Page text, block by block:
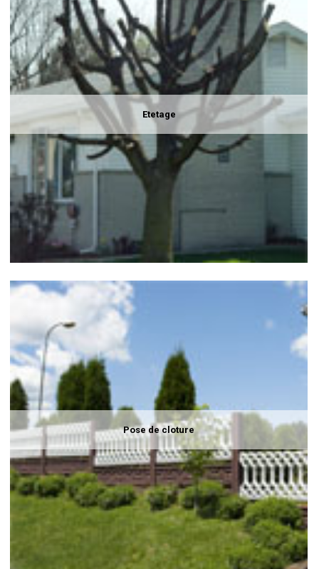
Etetage
Pose de cloture